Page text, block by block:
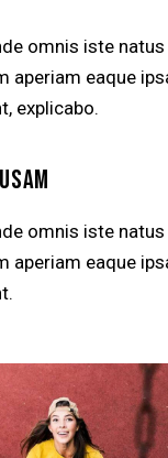
omnis iste
aperiam eaque
explicabo.
omnis iste
aperiam eaque